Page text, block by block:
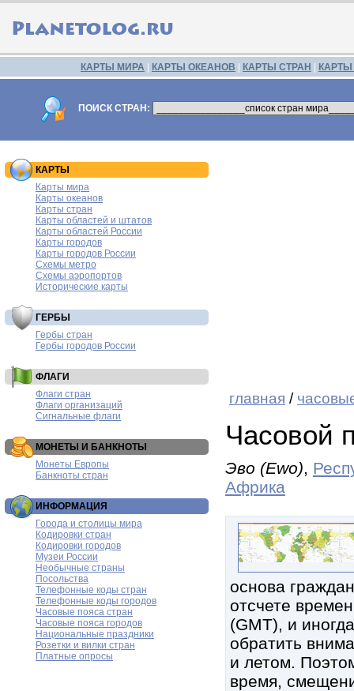
КАРТЫ МИРА КАРТЫ ОКЕАНОВ КАРТЫ СТРАН
ПОИСК СТРАН:
КАРТЫ
Карты мира
Карты океанов
Карты стран
Карты областей и штатов
Карты областей России
Карты городов
Карты городов России
Схемы метро
Схемы аэропортов
Исторические карты
ГЕРБЫ
Гербы стран
Гербы городов России
ФЛАГИ
Флаги стран
Флаги организаций
Сигнальные флаги
МОНЕТЫ И БАНКНОТЫ
Монеты Европы
Банкноты стран
ИНФОРМАЦИЯ
Города и столицы мира
Кодировки стран
Кодировки городов
Музеи России
Необычные страны
Посольства
Телефонные коды стран
Телефонные коды городов
Часовые пояса стран
Часовые пояса городов
Национальные праздники
Розетки и вилки стран
Платные опросы
главная /
Часовой
Эво (Ewo),
Африка
основа
отсчете
(GMT), и
обратить
и летом.
время,